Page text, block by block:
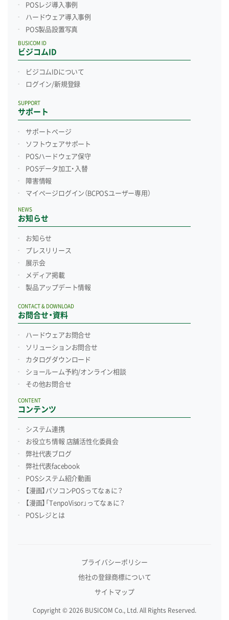
POSレジ導入事例
ハードウェア導入事例
POS製品設置写真
ビジコムID
BUSICOM ID
ビジコムIDについて
ログイン/新規登録
サポート
SUPPORT
サポートページ
ソフトウェアサポート
POSハードウェア保守
POSデータ加工・入替
障害情報
マイページログイン （BCPOSユーザー専用）
お知らせ
NEWS
お知らせ
プレスリリース
展示会
メディア掲載
製品アップデート情報
お問合せ・資料
CONTACT & DOWNLOAD
ハードウェアお問合せ
ソリューションお問合せ
カタログダウンロード
ショールーム予約/オンライン相談
その他お問合せ
コンテンツ
CONTENT
システム連携
お役立ち情報 店舗活性化委員会
弊社代表ブログ
弊社代表facebook
POSシステム紹介動画
【漫画】パソコンPOSってなぁに？
【漫画】「TenpoVisor」ってなぁに？
POSレジとは
プライバシーポリシー
他社の登録商標について
サイトマップ
Copyright © 2026 BUSICOM Co., Ltd. All Rights Reserved.